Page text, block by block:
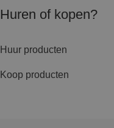
Huren of kopen?
Huur producten
Koop producten